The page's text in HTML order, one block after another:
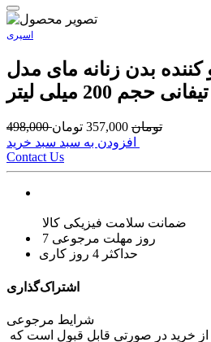
اسپری
بدن زنانه مای مدل
تیفانی حجم 200 میلی لیتر
498,000 تومان 357,000 تومان
Contact Us
ضمانت سلامت فیزیکی کالا
7 روز مهلت مرجوعی
حداکثر 4 روز کاری
اشتراک‌گذاری
شرایط مرجوعی